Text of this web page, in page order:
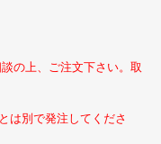
の上、ご注文下さい。取
は別で発注してくださ